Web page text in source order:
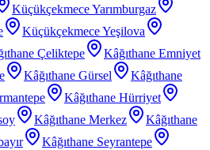
Küçükçekmece Yarımburgaz
Küçükçekmece Yeşilova
Çeliktepe
Kâğıthane Emniyet
Kâğıthane Gürsel
Kâğıthane
Kâğıthane Hürriyet
Kâğıthane Merkez
Kâğıthane
Kâğıthane Seyrantepe